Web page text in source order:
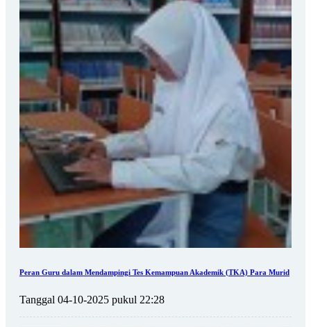
Peran Guru dalam Mendampingi Tes Kemampuan Akademik (TKA) Para Murid
Tanggal 04-10-2025 pukul 22:28